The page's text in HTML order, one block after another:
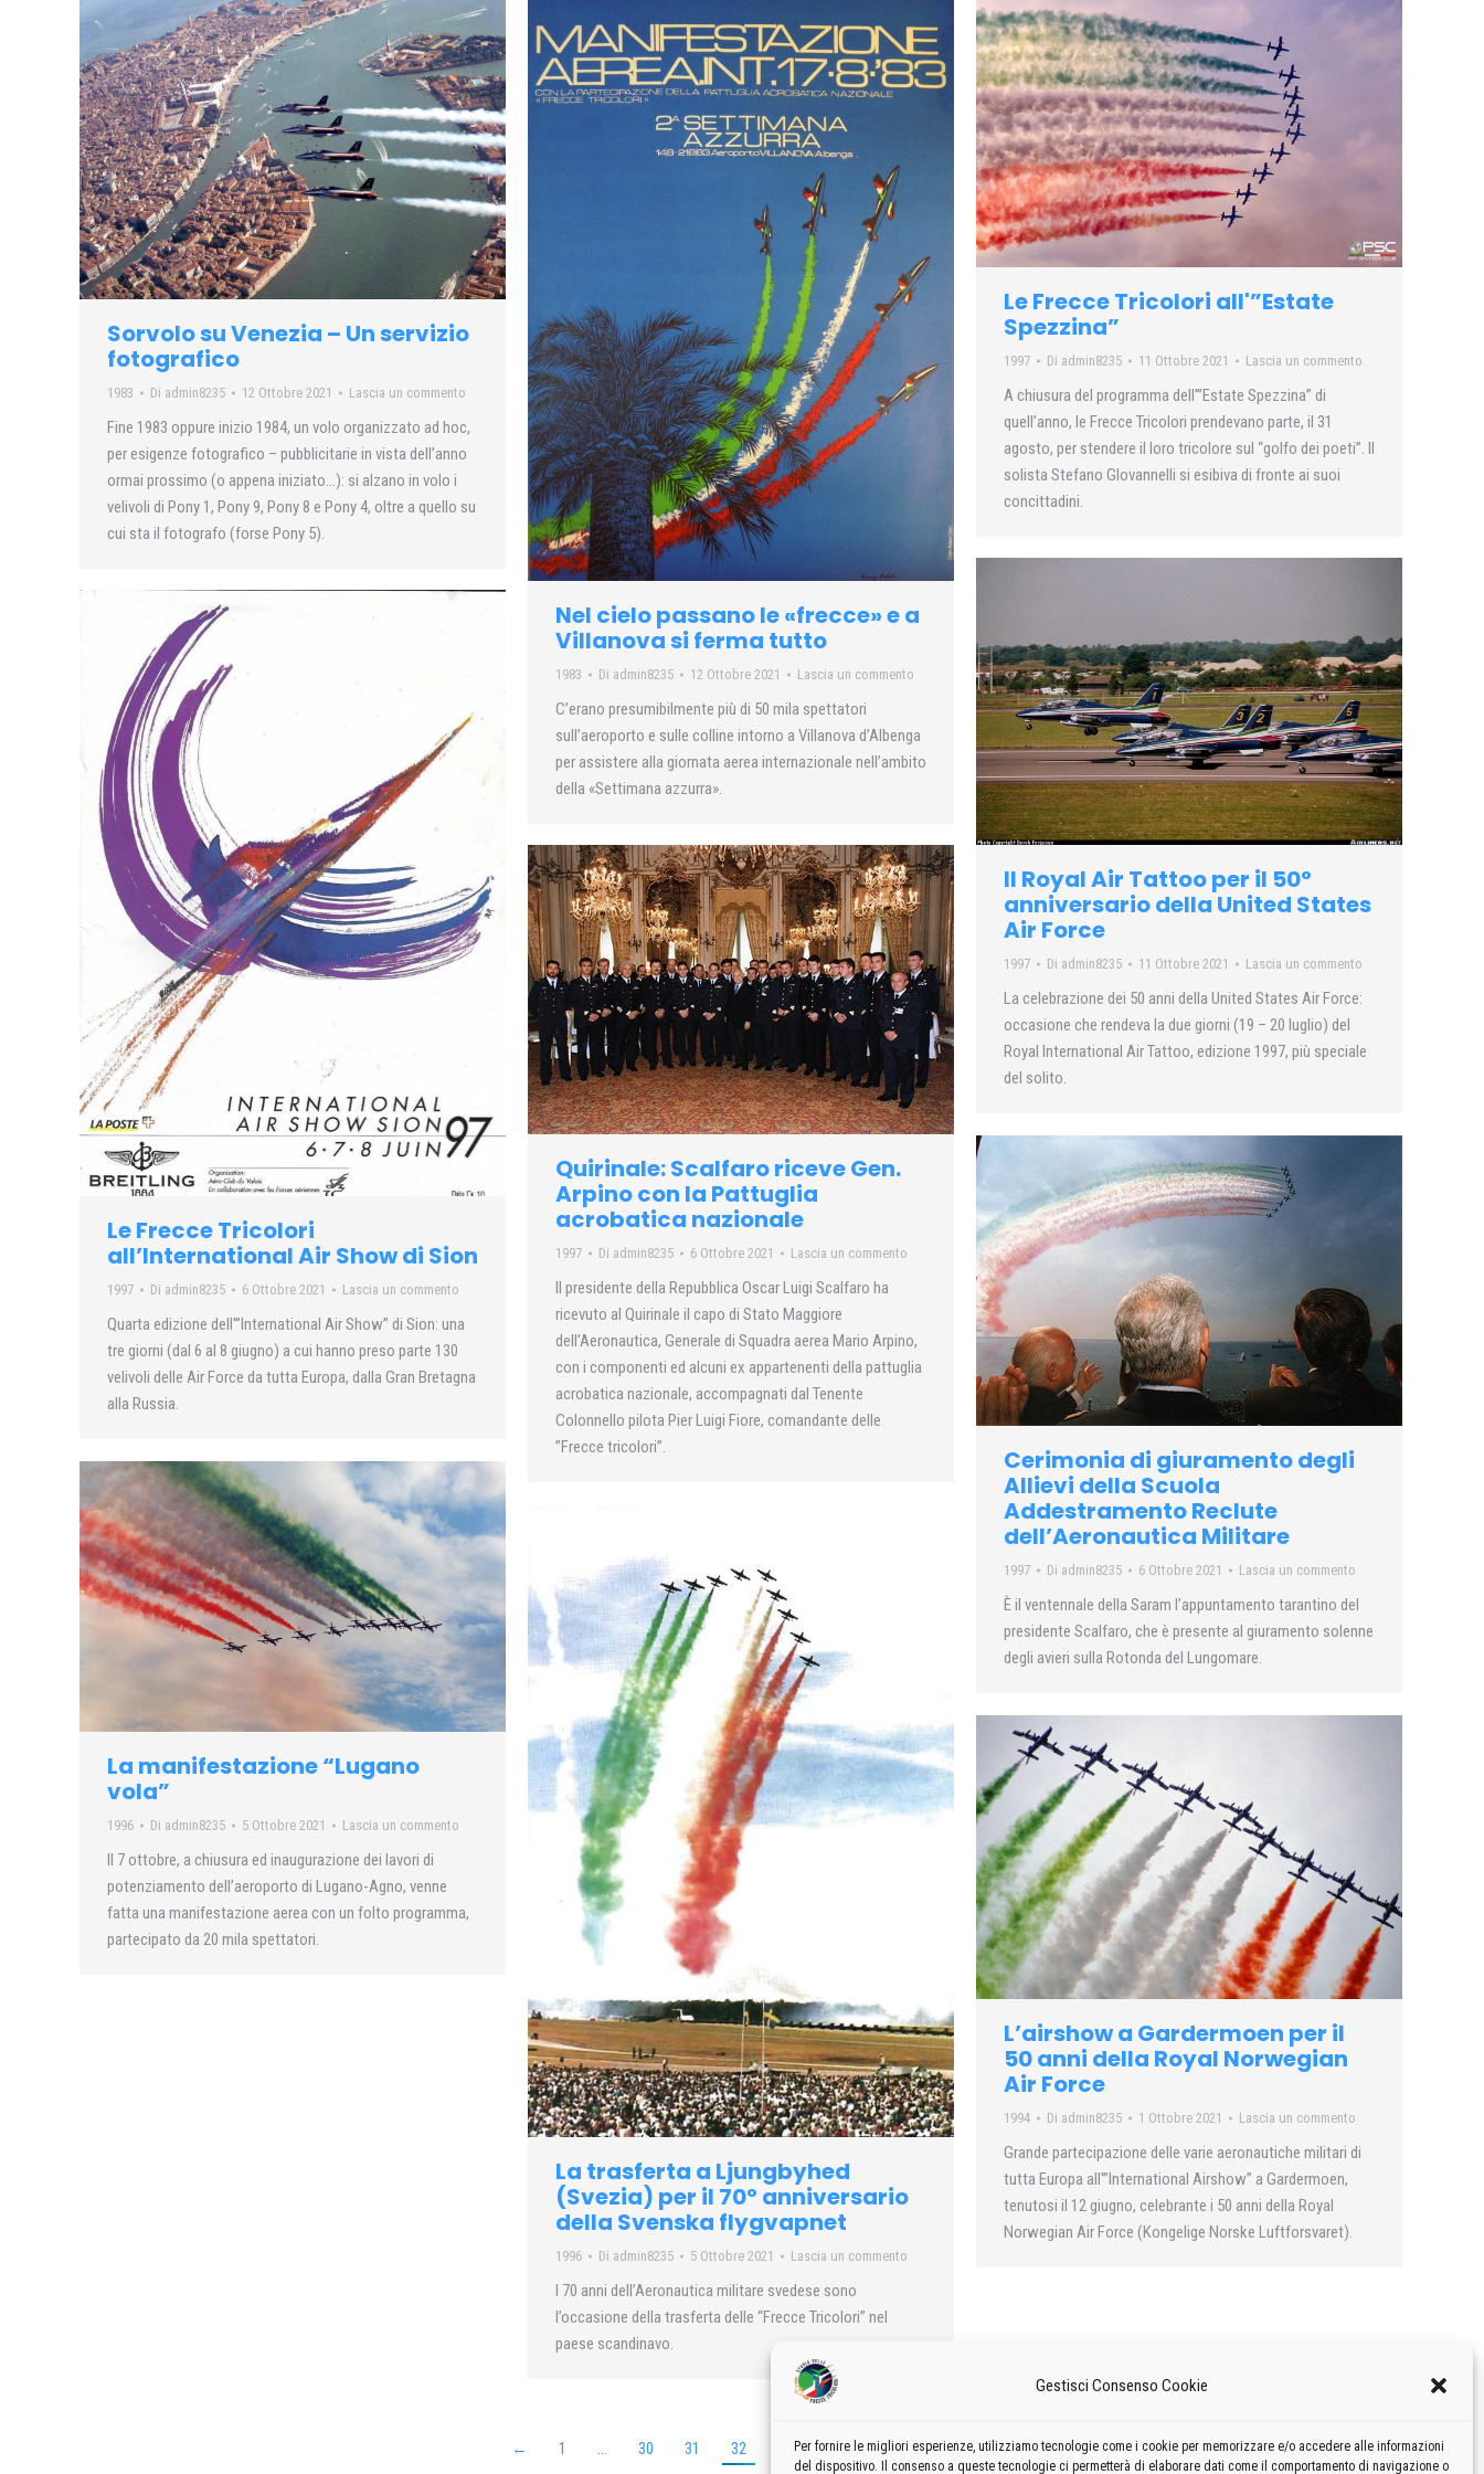
Gestisci Consenso Cookie
Per fornire le migliori esperienze, utilizziamo tecnologie come i cookie per memorizzare e/o accedere alle informazioni
del dispositivo. Il consenso a queste tecnologie ci permetterà di elaborare dati come il comportamento di navigazione o
Sorvolo su Venezia – Un servizio
fotografico
1983 Di admin8235 12 Ottobre 2021 Lascia un commento
Fine 1983 oppure inizio 1984, un volo organizzato ad hoc,
per esigenze fotografico – pubblicitarie in vista dell’anno
ormai prossimo (o appena iniziato…): si alzano in volo i
velivoli di Pony 1, Pony 9, Pony 8 e Pony 4, oltre a quello su
cui sta il fotografo (forse Pony 5).
Nel cielo passano le «frecce» e a
Villanova si ferma tutto
1983 Di admin8235 12 Ottobre 2021 Lascia un commento
C’erano presumibilmente più di 50 mila spettatori
sull’aeroporto e sulle colline intorno a Villanova d’Albenga
per assistere alla giornata aerea internazionale nell’ambito
della «Settimana azzurra».
Le Frecce Tricolori all'”Estate
Spezzina”
1997 Di admin8235 11 Ottobre 2021 Lascia un commento
A chiusura del programma dell'”Estate Spezzina” di
quell’anno, le Frecce Tricolori prendevano parte, il 31
agosto, per stendere il loro tricolore sul “golfo dei poeti”. Il
solista Stefano GIovannelli si esibiva di fronte ai suoi
concittadini.
Il Royal Air Tattoo per il 50°
anniversario della United States
Air Force
1997 Di admin8235 11 Ottobre 2021 Lascia un commento
La celebrazione dei 50 anni della United States Air Force:
occasione che rendeva la due giorni (19 – 20 luglio) del
Royal International Air Tattoo, edizione 1997, più speciale
del solito.
Le Frecce Tricolori
all’International Air Show di Sion
1997 Di admin8235 6 Ottobre 2021 Lascia un commento
Quarta edizione dell'”International Air Show” di Sion: una
tre giorni (dal 6 al 8 giugno) a cui hanno preso parte 130
velivoli delle Air Force da tutta Europa, dalla Gran Bretagna
alla Russia.
Quirinale: Scalfaro riceve Gen.
Arpino con la Pattuglia
acrobatica nazionale
1997 Di admin8235 6 Ottobre 2021 Lascia un commento
Il presidente della Repubblica Oscar Luigi Scalfaro ha
ricevuto al Quirinale il capo di Stato Maggiore
dell’Aeronautica, Generale di Squadra aerea Mario Arpino,
con i componenti ed alcuni ex appartenenti della pattuglia
acrobatica nazionale, accompagnati dal Tenente
Colonnello pilota Pier Luigi Fiore, comandante delle
”Frecce tricolori”.
Cerimonia di giuramento degli
Allievi della Scuola
Addestramento Reclute
dell’Aeronautica Militare
1997 Di admin8235 6 Ottobre 2021 Lascia un commento
È il ventennale della Saram l’appuntamento tarantino del
presidente Scalfaro, che è presente al giuramento solenne
degli avieri sulla Rotonda del Lungomare.
La manifestazione “Lugano
vola”
1996 Di admin8235 5 Ottobre 2021 Lascia un commento
Il 7 ottobre, a chiusura ed inaugurazione dei lavori di
potenziamento dell’aeroporto di Lugano-Agno, venne
fatta una manifestazione aerea con un folto programma,
partecipato da 20 mila spettatori.
La trasferta a Ljungbyhed
(Svezia) per il 70° anniversario
della Svenska flygvapnet
1996 Di admin8235 5 Ottobre 2021 Lascia un commento
I 70 anni dell’Aeronautica militare svedese sono
l’occasione della trasferta delle “Frecce Tricolori” nel
paese scandinavo.
L’airshow a Gardermoen per il
50 anni della Royal Norwegian
Air Force
1994 Di admin8235 1 Ottobre 2021 Lascia un commento
Grande partecipazione delle varie aeronautiche militari di
tutta Europa all'”International Airshow” a Gardermoen,
tenutosi il 12 giugno, celebrante i 50 anni della Royal
Norwegian Air Force (Kongelige Norske Luftforsvaret).
← 1 … 30 31 32 34 … 99 →